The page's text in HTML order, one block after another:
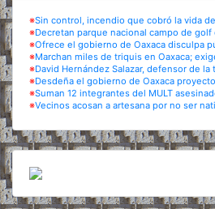
※Sin control, incendio que cobró la vida
※Decretan parque nacional campo de golf
※Ofrece el gobierno de Oaxaca disculpa
※Marchan miles de triquis en Oaxaca;
※David Hernández Salazar, defensor de la
※Desdeña el gobierno de Oaxaca
※Suman 12 integrantes del MULT
※Vecinos acosan a artesana por no ser